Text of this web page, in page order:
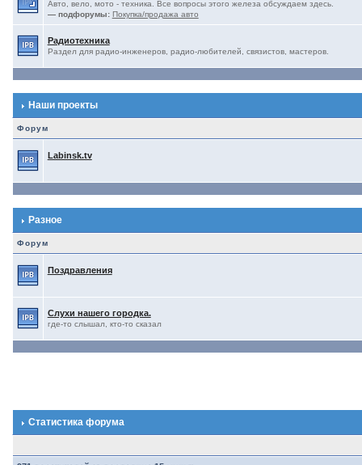
Авто, вело, мото - техника. Все вопросы этого железа обсуждаем здесь.
— подфорумы: Покупка/продажа авто
Радиотехника
Раздел для радио-инженеров, радио-любителей, связистов, мастеров.
Наши проекты
Форум
Labinsk.tv
Разное
Форум
Поздравления
Слухи нашего городка.
где-то слышал, кто-то сказал
Статистика форума